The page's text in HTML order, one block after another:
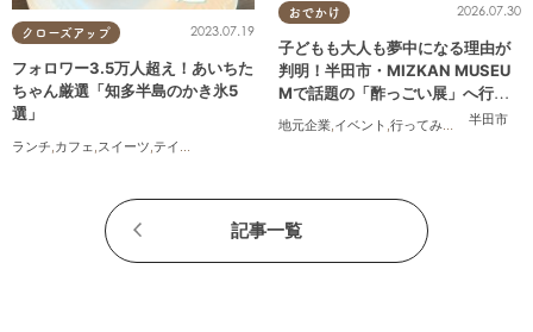
クローズアップ 2023.07.19
フォロワー3.5万人超え！あいちた
ちゃん厳選「知多半島のかき氷5
選」
ランチ カフェ スイーツ テイクアウト
おでかけ
半田市
2026.07.30
子どもも大人も夢中になる理由が
判明！半田市・MIZKAN MUSEU
Mで話題の「酢っごい展」へ行っ
てみた｜7/25(土)～8/30(日)／ち
たまる広告
地元企業,イベント ,行ってみたレポ ,ちたま
記事一覧